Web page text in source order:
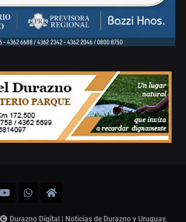
Durazno Digital | Noticias de Durazno y Uruguay,